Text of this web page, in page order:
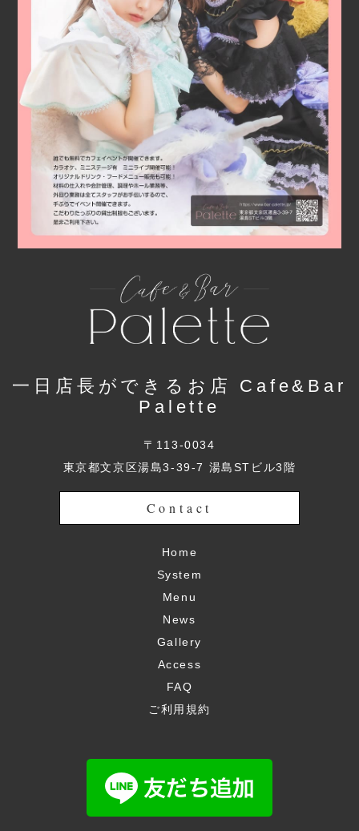
一日店長ができるお店 Cafe&Bar
Palette
〒113-0034
東京都文京区湯島3-39-7 湯島STビル3階
Contact
Home
System
Menu
News
Gallery
Access
FAQ
ご利用規約